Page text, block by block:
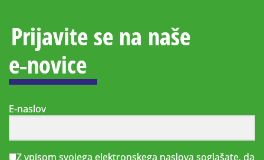
Prijavite se na naše
e‑novice
E-naslov
Z vpisom svojega elektronskega naslova soglašate, da